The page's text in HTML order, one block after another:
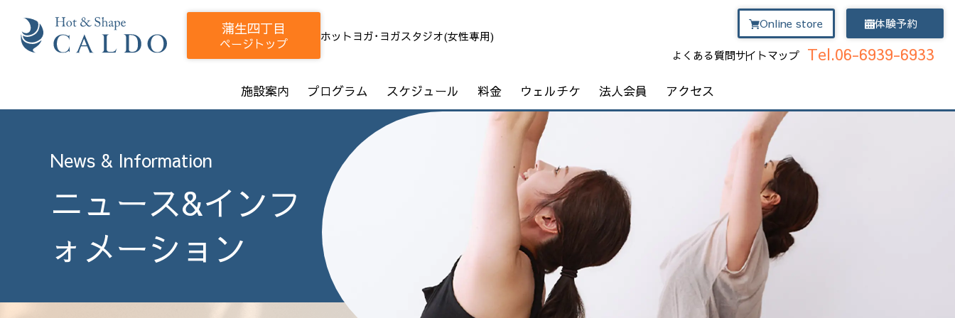
蒲生四丁目
ページトップ
ホットヨガ･ヨガスタジオ(女性専用)
よくある質問サイトマップ Tel.06-6939-6933
施設案内 プログラム スケジュール 料金 ウェルチケ 法人会員 アクセス
News & Information
ニュース&インフ
ォメーション
Online store 体験予約